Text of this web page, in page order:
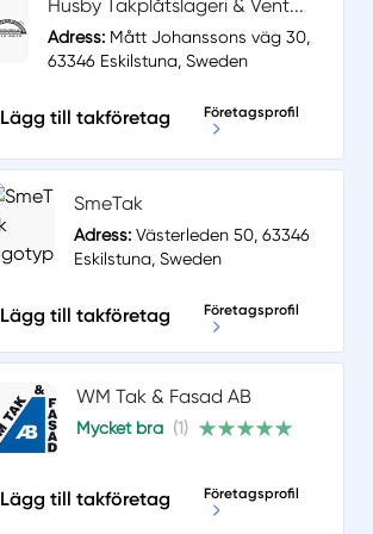
Husby Takplåtslageri & Vent...
Adress:Mått Johanssons väg 30,
63346 Eskilstuna, Sweden
Lägg till takföretag Företagsprofil
SmeTak
Adress: Västerleden 50, 63346
Eskilstuna, Sweden
Lägg till takföretag Företagsprofil
WM Tak & Fasad AB
Mycket bra (1)
Lägg till takföretag Företagsprofil